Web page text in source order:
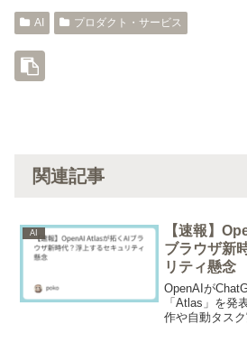
AI プロダクト・サービス
関連記事
AI
【速報】
ブラウザ新
リティ懸念
OpenAIが
「Atlas」を発
作や自動タス